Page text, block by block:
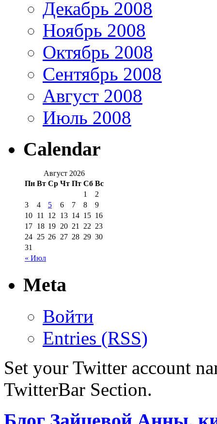
Декабрь 2008
Ноябрь 2008
Октябрь 2008
Сентябрь 2008
Август 2008
Июль 2008
Calendar
Август 2026
Пн Вт Ср Чт Пт Сб Вс
« Июл
1
2
3
4 5 6 7 8
9
10 11 12 13 14 15 16
17 18 19 20 21 22 23
24 25 26 27 28 29 30
31
Meta
Войти
Entries (RSS)
Set your Twitter account
TwitterBar Section.